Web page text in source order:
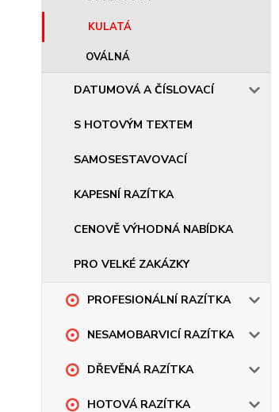
KULATÁ
OVÁLNÁ
DATUMOVÁ A ČÍSLOVACÍ
S HOTOVÝM TEXTEM
SAMOSESTAVOVACÍ
KAPESNÍ RAZÍTKA
CENOVĚ VÝHODNÁ NABÍDKA
PRO VELKÉ ZAKÁZKY
PROFESIONÁLNÍ RAZÍTKA
NESAMOBARVICÍ RAZÍTKA
DŘEVĚNÁ RAZÍTKA
HOTOVÁ RAZÍTKA